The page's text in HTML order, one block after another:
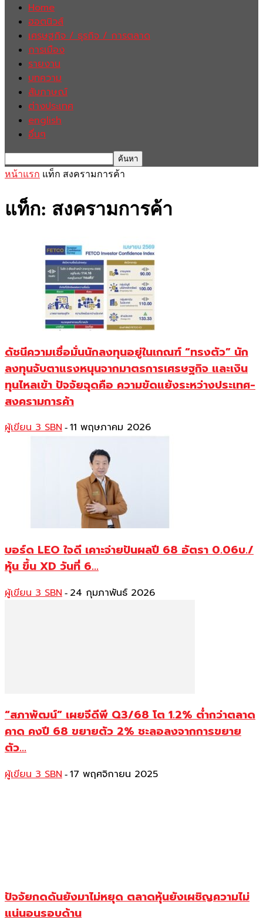
Home
ฮอตนิวส์
เศรษฐกิจ / ธุรกิจ / การตลาด
การเมือง
รายงาน
บทความ
สัมภาษณ์
ต่างประเทศ
english
อื่นๆ
หน้าแรก แท็ก สงครามการค้า
แท็ก: สงครามการค้า
ดัชนีความเชื่อมั่นนักลงทุนอยู่ในเกณฑ์ “ทรงตัว” นัก
ลงทุนจับตาแรงหนุนจากมาตรการเศรษฐกิจ และเงิน
ทุนไหลเข้า ปัจจัยฉุดคือ ความขัดแย้งระหว่างประเทศ-
สงครามการค้า
ผู้เขียน 3 SBN - 11 พฤษภาคม 2026
บอร์ด LEO ใจดี เคาะจ่ายปันผลปี 68 อัตรา 0.06บ./
หุ้น ขึ้น XD วันที่ 6...
ผู้เขียน 3 SBN - 24 กุมภาพันธ์ 2026
“สภาพัฒน์” เผยจีดีพี Q3/68 โต 1.2% ต่ำกว่าตลาด
คาด คงปี 68 ขยายตัว 2% ชะลอลงจากการขยาย
ตัว...
ผู้เขียน 3 SBN - 17 พฤศจิกายน 2025
ปัจจัยกดดันยังมาไม่หยุด ตลาดหุ้นยังเผชิญความไม่
แน่นอนรอบด้าน